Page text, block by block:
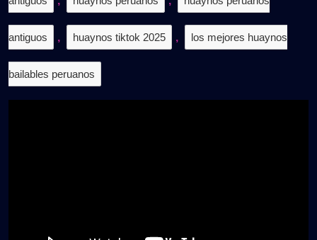
antiguos , huaynos tiktok 2025 , los mejores huaynos
bailables peruanos